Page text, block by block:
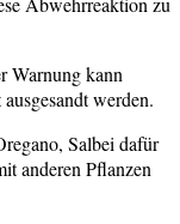
Warnung kann
werden.
Salbei dafür
anderen Pflanzen